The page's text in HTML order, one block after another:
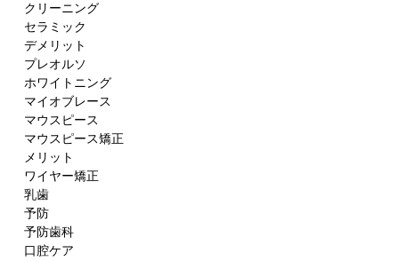
クリーニング
セラミック
デメリット
プレオルソ
ホワイトニング
マイオブレース
マウスピース
マウスピース矯正
メリット
ワイヤー矯正
乳歯
予防
予防歯科
口腔ケア